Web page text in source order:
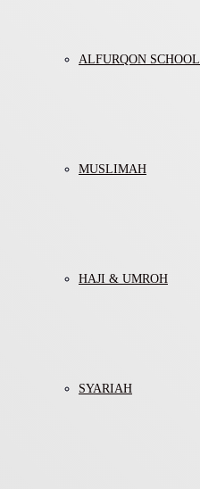
ALFURQON SCHOOL
MUSLIMAH
HAJI & UMROH
SYARIAH